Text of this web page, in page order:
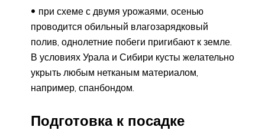
при схеме с двумя урожаями, осенью
проводится обильный влагозарядковый
полив, однолетние побеги пригибают к земле.
В условиях Урала и Сибири кусты желательно
укрыть любым нетканым материалом,
например, спанбондом.
Подготовка к посадке